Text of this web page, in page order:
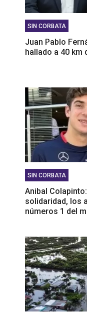
SIN CORBATA
Juan Pablo
hallado a 40 km
SIN CORBATA
Anibal
solidaridad, los
números 1 del